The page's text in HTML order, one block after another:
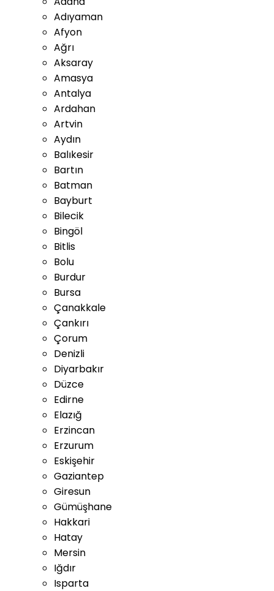
Adıyaman
Afyon
Ağrı
Aksaray
Amasya
Antalya
Ardahan
Artvin
Aydın
Balıkesir
Bartın
Batman
Bayburt
Bilecik
Bingöl
Bitlis
Bolu
Burdur
Bursa
Çanakkale
Çankırı
Çorum
Denizli
Diyarbakır
Düzce
Edirne
Elazığ
Erzincan
Erzurum
Eskişehir
Gaziantep
Giresun
Gümüşhane
Hakkari
Hatay
Mersin
Iğdır
Isparta